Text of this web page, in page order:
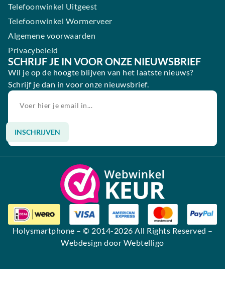
Telefoonwinkel Uitgeest
Telefoonwinkel Wormerveer
Algemene voorwaarden
Privacybeleid
SCHRIJF JE IN VOOR ONZE NIEUWSBRIEF
Wil je op de hoogte blijven van het laatste nieuws?
Schrijf je dan in voor onze nieuwsbrief.
INSCHRIJVEN
Alternative:
Holysmartphone – © 2014-2026 All Rights Reserved –
Webdesign door Webtelligo